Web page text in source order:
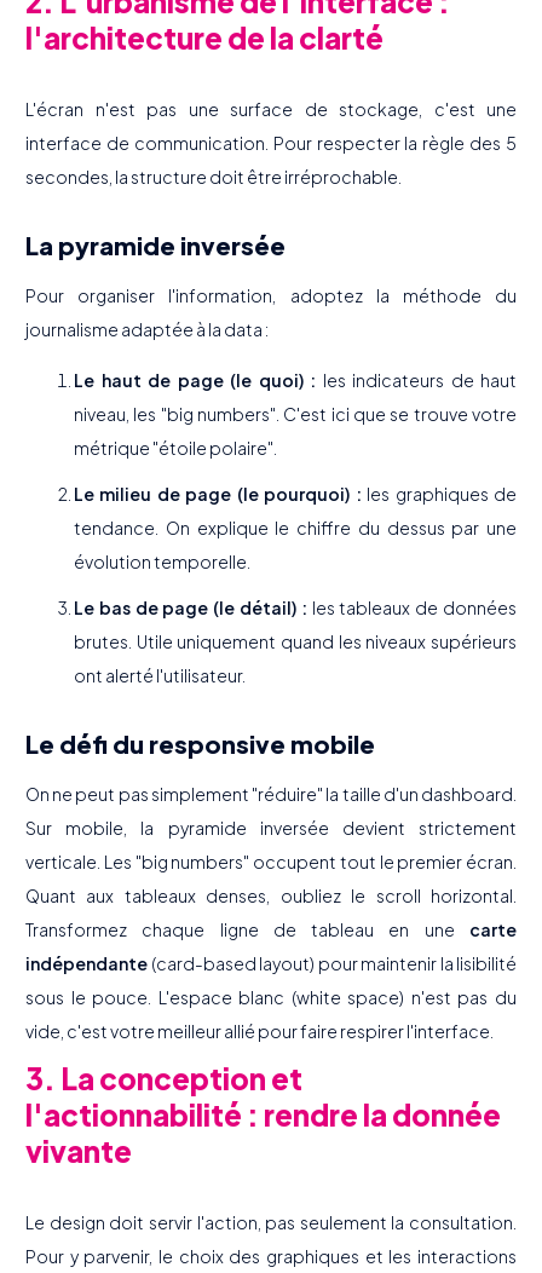
l'architecture de la clarté
L'écran n'est pas une surface de stockage, c'est une
interface de communication. Pour respecter la règle des 5
secondes, la structure doit être irréprochable.
La pyramide inversée
Pour organiser l'information, adoptez la méthode du
journalisme adaptée à la data :
Le haut de page (le quoi) : les indicateurs de haut
niveau, les "big numbers". C'est ici que se trouve votre
métrique "étoile polaire".
Le milieu de page (le pourquoi) : les graphiques de
tendance. On explique le chiffre du dessus par une
évolution temporelle.
Le bas de page (le détail) : les tableaux de données
brutes. Utile uniquement quand les niveaux supérieurs
ont alerté l'utilisateur.
Le défi du responsive mobile
On ne peut pas simplement "réduire" la taille d'un dashboard.
Sur mobile, la pyramide inversée devient strictement
verticale. Les "big numbers" occupent tout le premier écran.
Quant aux tableaux denses, oubliez le scroll horizontal.
Transformez chaque ligne de tableau en une carte
indépendante (card-based layout) pour maintenir la lisibilité
sous le pouce. L'espace blanc (white space) n'est pas du
vide, c'est votre meilleur allié pour faire respirer l'interface.
3. La conception et
l'actionnabilité : rendre la donnée
vivante
Le design doit servir l'action, pas seulement la consultation.
Pour y parvenir, le choix des graphiques et les interactions